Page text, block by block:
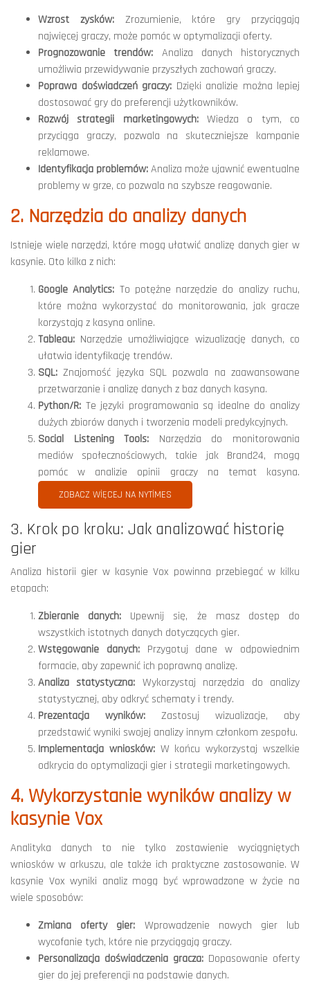
Wzrost zysków:Zrozumienie, które gry przyciągają
najwięcej graczy, może pomóc w optymalizacji oferty.
Prognozowanie trendów: Analiza danych historycznych
umożliwia przewidywanie przyszłych zachowań graczy.
Poprawa doświadczeń graczy: Dzięki analizie można lepiej
dostosować gry do preferencji użytkowników.
Rozwój strategii marketingowych:Wiedza o tym, co
przyciąga graczy, pozwala na skuteczniejsze kampanie
reklamowe.
Identyfikacja problemów:Analiza może ujawnić ewentualne
problemy w grze, co pozwala na szybsze reagowanie.
2. Narzędzia do analizy danych
Istnieje wiele narzędzi, które mogą ułatwić analizę danych gier w
kasynie. Oto kilka z nich:
Google Analytics: To potężne narzędzie do analizy ruchu,
które można wykorzystać do monitorowania, jak gracze
korzystają z kasyna online.
Tableau: Narzędzie umożliwiające wizualizację danych, co
ułatwia identyfikację trendów.
SQL: Znajomość języka SQL pozwala na zaawansowane
przetwarzanie i analizę danych z baz danych kasyna.
Python/R: Te języki programowania są idealne do analizy
dużych zbiorów danych i tworzenia modeli predykcyjnych.
Social Listening Tools: Narzędzia do monitorowania
mediów społecznościowych, takie jak Brand24, mogą
pomóc w analizie opinii graczy na temat kasyna.
ZOBACZ WIĘCEJ NA NYTIMES
3. Krok po kroku: Jak analizować historię
gier
Analiza historii gier w kasynie Vox powinna przebiegać w kilku
etapach:
Zbieranie danych: Upewnij się, że masz dostęp do
wszystkich istotnych danych dotyczących gier.
Wstęgowanie danych:Przygotuj dane w odpowiednim
formacie, aby zapewnić ich poprawną analizę.
Analiza statystyczna: Wykorzystaj narzędzia do analizy
statystycznej, aby odkryć schematy i trendy.
Prezentacja wyników: Zastosuj wizualizacje, aby
przedstawić wyniki swojej analizy innym członkom zespołu.
Implementacja wniosków:W końcu wykorzystaj wszelkie
odkrycia do optymalizacji gier i strategii marketingowych.
4. Wykorzystanie wyników analizy w
kasynie Vox
Analityka danych to nie tylko zostawienie wyciągniętych
wniosków w arkuszu, ale także ich praktyczne zastosowanie. W
kasynie Vox wyniki analiz mogą być wprowadzone w życie na
wiele sposobów:
Zmiana oferty gier: Wprowadzenie nowych gier lub
wycofanie tych, które nie przyciągają graczy.
Personalizacja doświadczenia gracza: Dopasowanie oferty
gier do jej preferencji na podstawie danych.